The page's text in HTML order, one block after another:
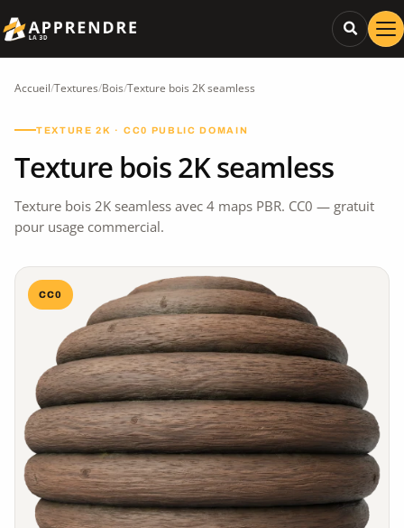
Accueil/Textures/Bois/Texture bois 2K seamless
TEXTURE 2K · CC0 PUBLIC DOMAIN
Texture bois 2K seamless
Texture bois 2K seamless avec 4 maps PBR. CC0 — gratuit
pour usage commercial.
CC0